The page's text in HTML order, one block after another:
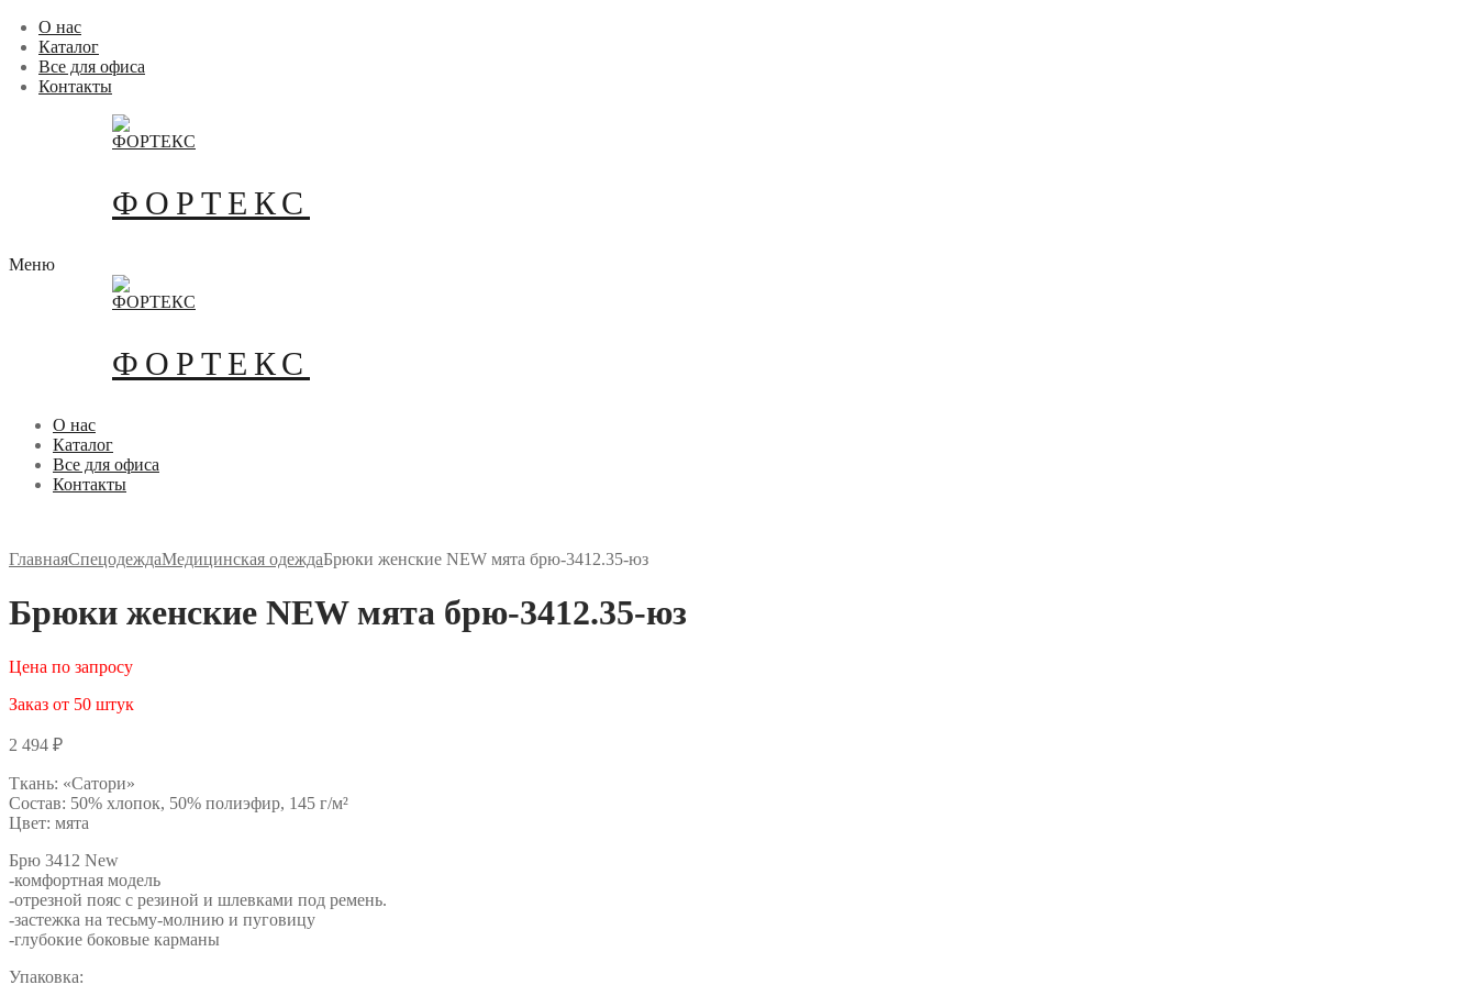
Перейти
содержимому
Меню
Закрыть
О нас
Каталог
Все для офиса
Контакты
ФОРТЕКС
Меню
ФОРТЕКС
О нас
Каталог
Все для офиса
Контакты
ГлавнаяСпецодеждаМедицинская одеждаБрюки женские NEW мята брю-3412.35-юз
Брюки женские NEW мята брю-3412.35-юз
Цена по запросу
Заказ от 50 штук
2 494 ₽
Ткань: «Сатори»
Состав: 50% хлопок, 50% полиэфир, 145 г/м²
Цвет: мята
Брю 3412 New
-комфортная модель
-отрезной пояс с резиной и шлевками под ремень.
-застежка на тесьму-молнию и пуговицу
-глубокие боковые карманы
Упаковка: